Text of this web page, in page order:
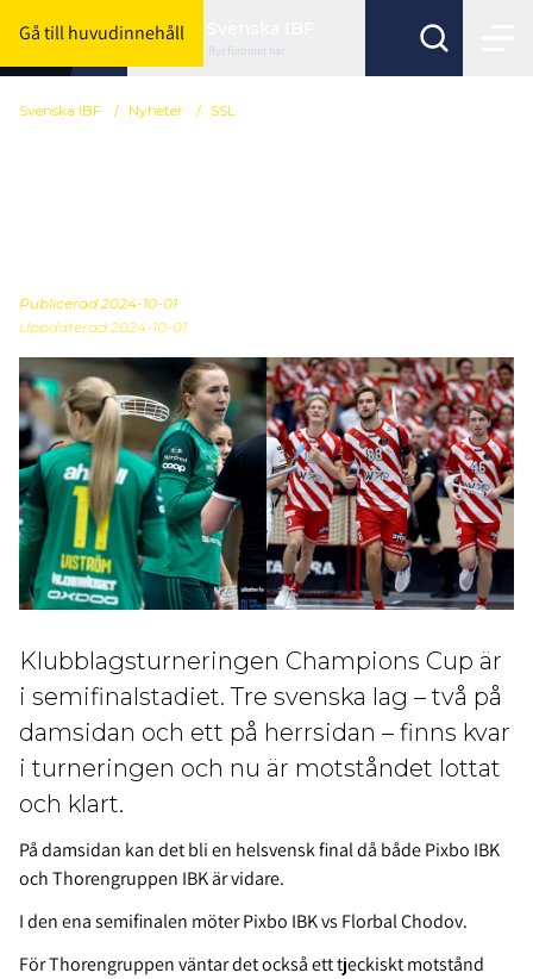
Gå till huvudinnehåll
Byt förbund här
Svenska IBF / Nyheter / SSL
Publicerad 2024-10-01
Uppdaterad 2024-10-01
Klubblagsturneringen Champions Cup är
i semifinalstadiet. Tre svenska lag – två på
damsidan och ett på herrsidan – finns kvar
i turneringen och nu är motståndet lottat
och klart.
På damsidan kan det bli en helsvensk final då både Pixbo IBK
och Thorengruppen IBK är vidare.
I den ena semifinalen möter Pixbo IBK vs Florbal Chodov.
För Thorengruppen väntar det också ett tjeckiskt motstånd